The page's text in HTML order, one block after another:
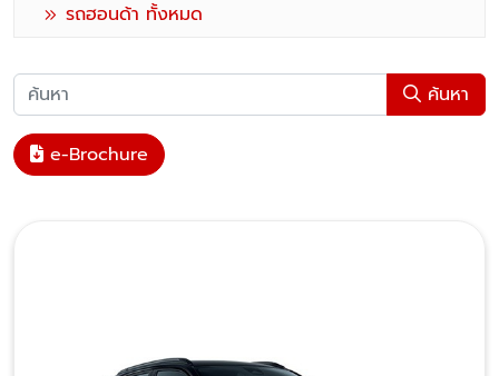
รถฮอนด้า ทั้งหมด
ค้นหา
e-Brochure